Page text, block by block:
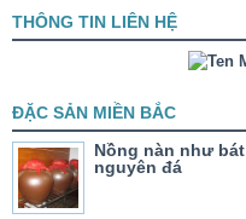
THÔNG TIN LIÊN HỆ
ĐẶC SẢN MIỀN BẮC
Nồng nàn như
nguyên đá